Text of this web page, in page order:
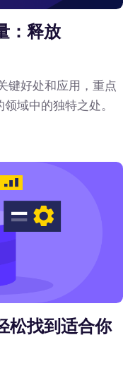
：释放
键好处和应用，重点
域中的独特之处。
松找到适合你